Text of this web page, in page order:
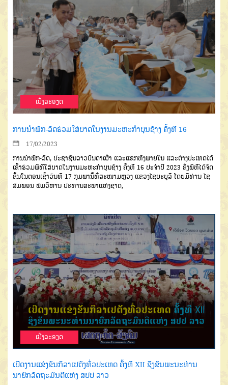
ເບີ່ງລະອຽດ
ການນໍາພັກ-ລັດຮ່ວມໃສ່ບາດໃນງານມະຫະກໍາບຸນຊ້າງ ຄັ້ງທີ 16
17/02/2023
ການນຳພັກ-ລັດ, ປະຊາຊົນລາວບັນດາເຜົ່າ ແລະແຂກທັງພາຍໃນ ແລະຕ່າງປະເທດໄດ້
ເຂົ້າຮ່ວມພິທີໃສ່ບາດໃນງານມະຫະກໍາບຸນຊ້າງ ຄັ້ງທີ 16 ປະຈໍາປີ 2023 ຊຶ່ງພິທີໄດ້ຈັດ
ຂຶ້ນໃນຕອນເຊົ້າວັນທີ 17 ກຸມພານີ້ທີ່ສະໜາມຫຼວງ ແຂວງໄຊຍະບູລີ ໂດຍມີທ່ານ ໄຊ
ສົມພອນ ພົມວິຫານ ປະທານສະພາແຫ່ງຊາດ,
ເບີ່ງລະອຽດ
ເປີດງານແຂ່ງຂັນກິລາເປຕັງທົ່ວປະເທດ ຄັ້ງທີ XII ຊີງຂັນພະນະທ່ານ
ນາຍົກລັດຖະມົນຕີແຫ່ງ ສປປ ລາວ